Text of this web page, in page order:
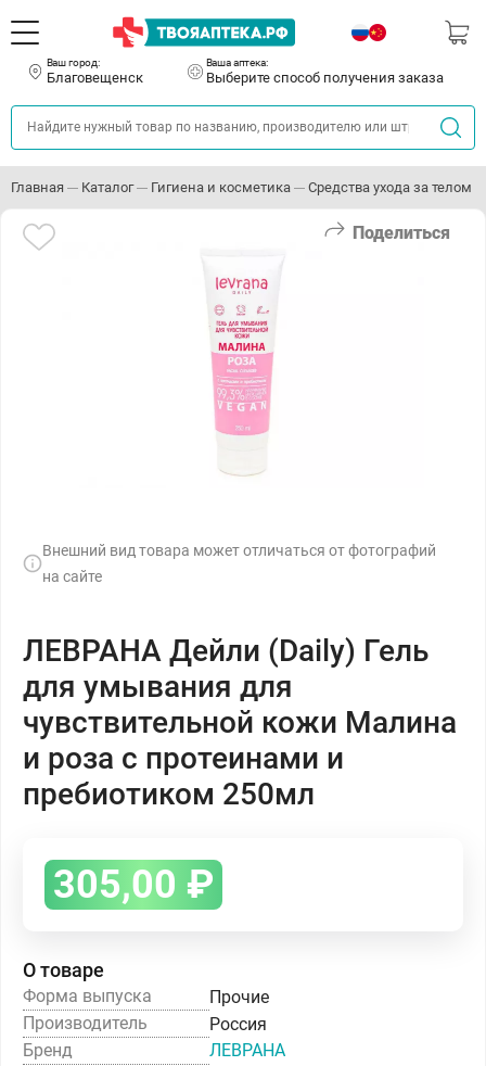
Ваш город:
Благовещенск
Ваша аптека:
Выберите способ получения заказа
Главная Каталог Гигиена и косметика Средства ухода за телом
Поделиться
Внешний вид товара может отличаться от фотографий
на сайте
ЛЕВРАНА Дейли (Daily) Гель
для умывания для
чувствительной кожи Малина
и роза с протеинами и
пребиотиком 250мл
305,00 ₽
О товаре
Форма выпуска
Прочие
Производитель
Россия
Бренд
ЛЕВРАНА